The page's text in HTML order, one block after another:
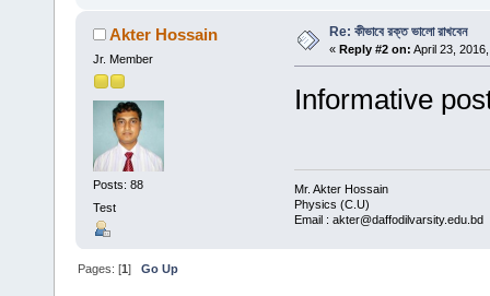
Akter Hossain
Jr. Member
Posts: 88
Test
Re: কীভাবে রক্ত ভালো রাখবেন
« Reply #2 on: April 23,
Informative
Mr. Akter Hossain
Physics (C.U)
Email : akter@daffodilvarsity.edu.bd
Pages: [1]Go Up